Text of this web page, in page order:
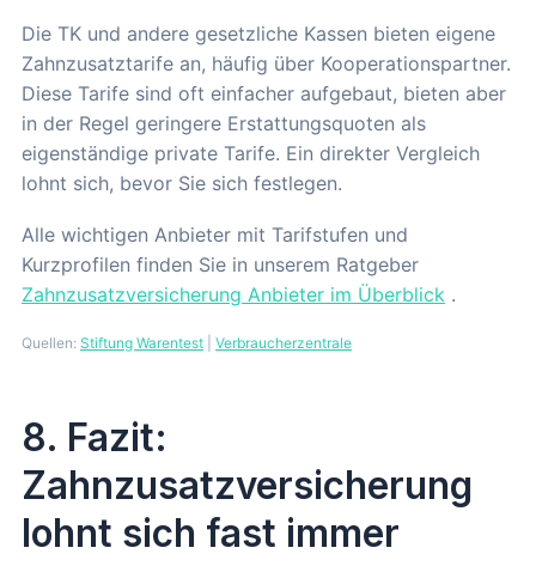
Die TK und andere gesetzliche Kassen bieten eigene
Zahnzusatztarife an, häufig über Kooperationspartner.
Diese Tarife sind oft einfacher aufgebaut, bieten aber
in der Regel geringere Erstattungsquoten als
eigenständige private Tarife. Ein direkter Vergleich
lohnt sich, bevor Sie sich festlegen.
Alle wichtigen Anbieter mit Tarifstufen und
Kurzprofilen finden Sie in unserem Ratgeber
Zahnzusatzversicherung Anbieter im Überblick .
Quellen: Stiftung Warentest Verbraucherzentrale
8. Fazit:
Zahnzusatzversicherung
lohnt sich fast immer